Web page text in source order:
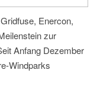
Enercon,
zur
Anfang Dezember
Windparks